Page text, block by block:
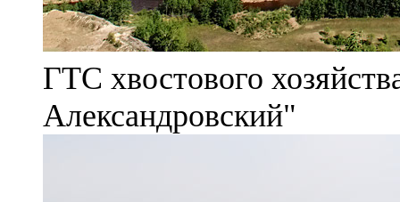
ГТС хвостового
Александровский"